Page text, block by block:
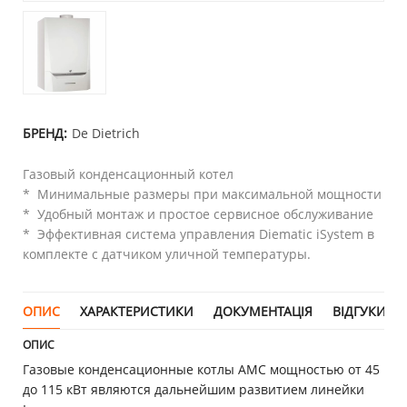
БРЕНД: De Dietrich
Газовый конденсационный котел
* Минимальные размеры при максимальной мощности
* Удобный монтаж и простое сервисное обслуживание
* Эффективная система управления Diematic iSystem в
комплекте с датчиком уличной температуры.
ОПИС ХАРАКТЕРИСТИКИ ДОКУМЕНТАЦІЯ ВІДГУКИ (0)
ОПИС
Газовые конденсационные котлы AMC мощностью от 45
до 115 кВт являются дальнейшим развитием линейки